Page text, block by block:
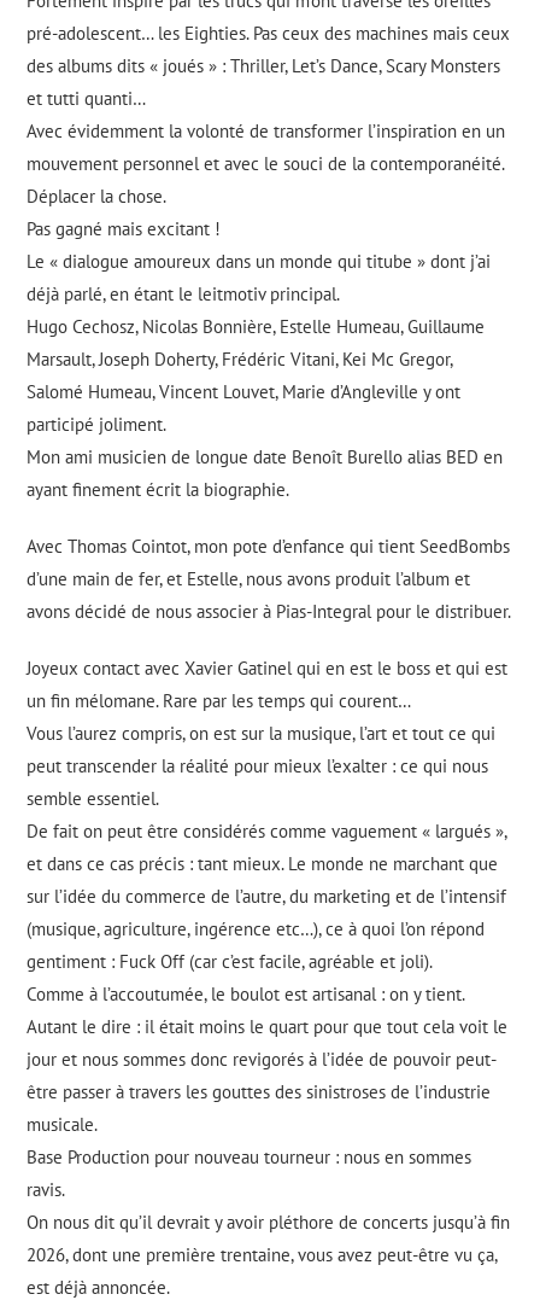
pré-adolescent… les Eighties. Pas ceux des machines mais ceux
des albums dits « joués » : Thriller, Let’s Dance, Scary Monsters
et tutti quanti…
Avec évidemment la volonté de transformer l’inspiration en un
mouvement personnel et avec le souci de la contemporanéité.
Déplacer la chose.
Pas gagné mais excitant !
Le « dialogue amoureux dans un monde qui titube » dont j’ai
déjà parlé, en étant le leitmotiv principal.
Hugo Cechosz, Nicolas Bonnière, Estelle Humeau, Guillaume
Marsault, Joseph Doherty, Frédéric Vitani, Kei Mc Gregor,
Salomé Humeau, Vincent Louvet, Marie d’Angleville y ont
participé joliment.
Mon ami musicien de longue date Benoît Burello alias BED en
ayant finement écrit la biographie.
Avec Thomas Cointot, mon pote d’enfance qui tient SeedBombs
d’une main de fer, et Estelle, nous avons produit l’album et
avons décidé de nous associer à Pias-Integral pour le distribuer.
Joyeux contact avec Xavier Gatinel qui en est le boss et qui est
un fin mélomane. Rare par les temps qui courent…
Vous l’aurez compris, on est sur la musique, l’art et tout ce qui
peut transcender la réalité pour mieux l’exalter : ce qui nous
semble essentiel.
De fait on peut être considérés comme vaguement « largués »,
et dans ce cas précis : tant mieux. Le monde ne marchant que
sur l’idée du commerce de l’autre, du marketing et de l’intensif
(musique, agriculture, ingérence etc…), ce à quoi l’on répond
gentiment : Fuck Off (car c’est facile, agréable et joli).
Comme à l’accoutumée, le boulot est artisanal : on y tient.
Autant le dire : il était moins le quart pour que tout cela voit le
jour et nous sommes donc revigorés à l’idée de pouvoir peut-
être passer à travers les gouttes des sinistroses de l’industrie
musicale.
Base Production pour nouveau tourneur : nous en sommes
ravis.
On nous dit qu’il devrait y avoir pléthore de concerts jusqu’à fin
2026, dont une première trentaine, vous avez peut-être vu ça,
est déjà annoncée.